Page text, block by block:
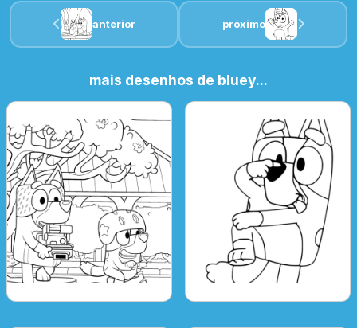
anterior próximo
mais desenhos de bluey...